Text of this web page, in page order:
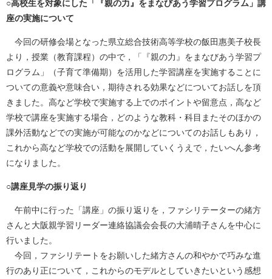
○高校生を対象にした「『親の力』をまなびあう学習プログラム」講
座の実施について
今回の研修会場となった県立総合技術高等学校の飯田惠美子校長
より，授業（教育課程）の中で，「『親の力』をまなびあう学習プ
ログラム」（子育て準備期）を活用した学習講座を実施することに
ついての意義や意味合い，期待される効果などについてお話しを頂
きました。高など学校で実施する上でのポイントや留意点，高など
学校で講座を実施する場合，どのような教科・科目またそのほかの
課外活動などでの実施が可能なのかなどについてのお話しもあり，
これから高など学校での活動を展開していくうえで，たいへん参考
になりました。
○講座見学の振り返り
午前中に行った「講座」の振り返りを，ファシリテーターの緒方
さんと大阪親学習リーダー連絡協議会会長の大浦晴子さんを中心に
行いました。
今回，ファシリテートをお願いした緒方さんの和やかで巧みな進
行のあり正について，これからのモデルとしていきたいという感想